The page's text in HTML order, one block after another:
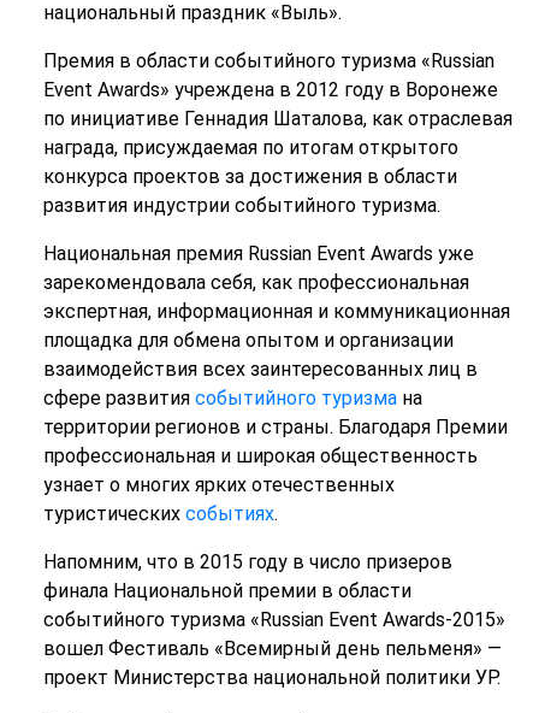
национальный праздник «Выль».
Премия в области событийного туризма «Russian
Event Awards» учреждена в 2012 году в Воронеже
по инициативе Геннадия Шаталова, как отраслевая
награда, присуждаемая по итогам открытого
конкурса проектов за достижения в области
развития индустрии событийного туризма.
Национальная премия Russian Event Awards уже
зарекомендовала себя, как профессиональная
экспертная, информационная и коммуникационная
площадка для обмена опытом и организации
взаимодействия всех заинтересованных лиц в
сфере развития событийного туризмана
территории регионов и страны. Благодаря Премии
профессиональная и широкая общественность
узнает о многих ярких отечественных
туристических событиях.
Напомним, что в 2015 году в число призеров
финала Национальной премии в области
событийного туризма «Russian Event Awards-2015»
вошел Фестиваль «Всемирный день пельменя» —
проект Министерства национальной политики УР.